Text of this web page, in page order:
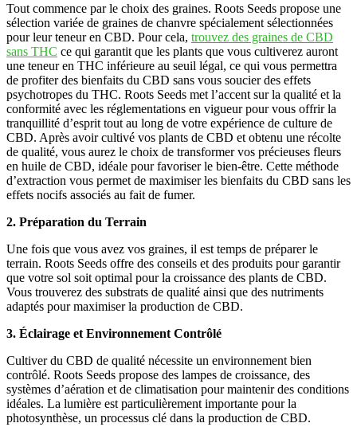
Tout commence par le choix des graines. Roots Seeds propose une
sélection variée de graines de chanvre spécialement sélectionnées
pour leur teneur en CBD. Pour cela, trouvez des graines de CBD
sans THC ce qui garantit que les plants que vous cultiverez auront
une teneur en THC inférieure au seuil légal, ce qui vous permettra
de profiter des bienfaits du CBD sans vous soucier des effets
psychotropes du THC. Roots Seeds met l’accent sur la qualité et la
conformité avec les réglementations en vigueur pour vous offrir la
tranquillité d’esprit tout au long de votre expérience de culture de
CBD. Après avoir cultivé vos plants de CBD et obtenu une récolte
de qualité, vous aurez le choix de transformer vos précieuses fleurs
en huile de CBD, idéale pour favoriser le bien-être. Cette méthode
d’extraction vous permet de maximiser les bienfaits du CBD sans les
effets nocifs associés au fait de fumer.
2. Préparation du Terrain
Une fois que vous avez vos graines, il est temps de préparer le
terrain. Roots Seeds offre des conseils et des produits pour garantir
que votre sol soit optimal pour la croissance des plants de CBD.
Vous trouverez des substrats de qualité ainsi que des nutriments
adaptés pour maximiser la production de CBD.
3. Éclairage et Environnement Contrôlé
Cultiver du CBD de qualité nécessite un environnement bien
contrôlé. Roots Seeds propose des lampes de croissance, des
systèmes d’aération et de climatisation pour maintenir des conditions
idéales. La lumière est particulièrement importante pour la
photosynthèse, un processus clé dans la production de CBD.